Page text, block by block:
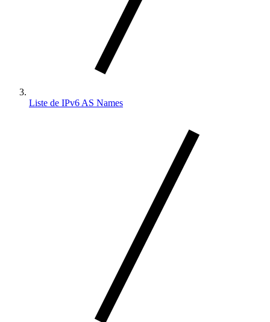
Liste de IPv6 AS Names